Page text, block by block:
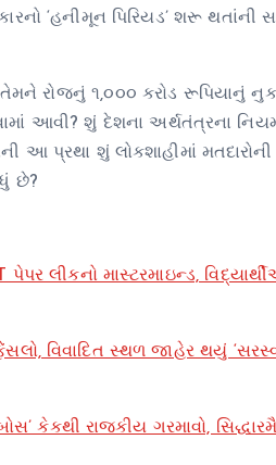
‘હનીમૂન પિરિયડ’ શરૂ
રોજનું ૧,૦૦૦ કરોડ રૂપિયાનું
આવી? શું દેશના અર્થતંત્રના
આ પ્રથા શું લોકશાહીમાં
છે?
લીકનો માસ્ટરમાઇન્ડ,
વિવાદિત સ્થળ જાહેર થયું
કેકથી રાજકીય ગરમાવો,